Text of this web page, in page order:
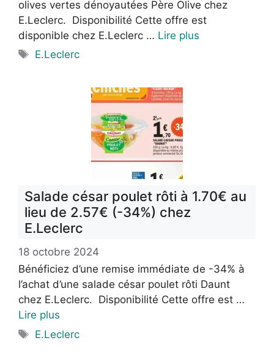
olives vertes dénoyautées Père Olive chez
E.Leclerc. Disponibilité Cette offre est
disponible chez E.Leclerc … Lire plus
Étiquettes
E.Leclerc
Salade césar poulet rôti à 1.70€ au
lieu de 2.57€ (-34%) chez
E.Leclerc
18 octobre 2024
Bénéficiez d’une remise immédiate de -34% à
l’achat d’une salade césar poulet rôti Daunt
chez E.Leclerc. Disponibilité Cette offre est …
Lire plus
Étiquettes
E.Leclerc